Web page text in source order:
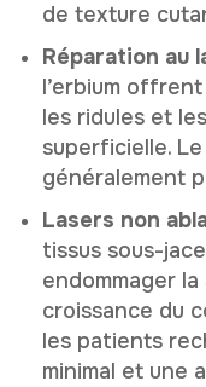
de texture
Réparation au
l’erbium
les ridules et
superficielle.
généralement
Lasers non
tissus sous-
endommager
croissance du
les patients
minimal et une